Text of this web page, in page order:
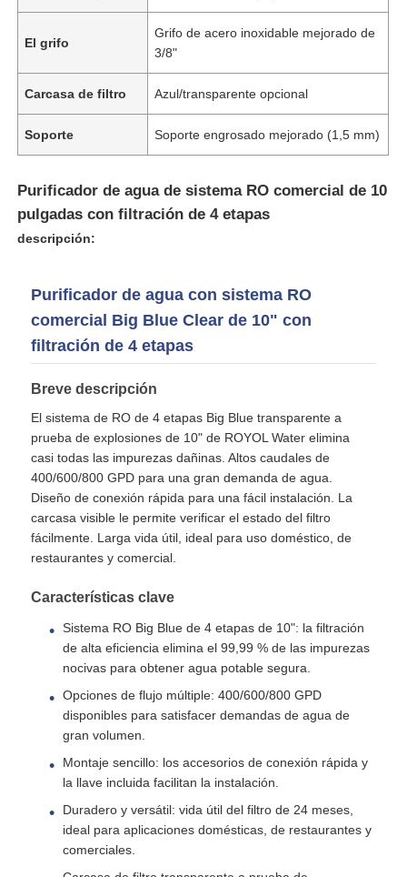
Inicio
Videos
Sobre nosotros
Control de Calidad
Contacto
Sistemas de RO
El grifo
Grifo de acero inoxidable mejorado de
3/8"
Carcasa de filtro Azul/transparente opcional
Soporte Soporte engrosado mejorado (1,5 mm)
Purificador de agua de sistema RO comercial de 10
pulgadas con filtración de 4 etapas
descripción:
Purificador de agua con sistema RO
comercial Big Blue Clear de 10" con
filtración de 4 etapas
Breve descripción
El sistema de RO de 4 etapas Big Blue transparente a
prueba de explosiones de 10" de ROYOL Water elimina
casi todas las impurezas dañinas. Altos caudales de
400/600/800 GPD para una gran demanda de agua.
Diseño de conexión rápida para una fácil instalación. La
carcasa visible le permite verificar el estado del filtro
fácilmente. Larga vida útil, ideal para uso doméstico, de
restaurantes y comercial.
Características clave
Sistema RO Big Blue de 4 etapas de 10": la filtración
de alta eficiencia elimina el 99,99 % de las impurezas
nocivas para obtener agua potable segura.
Opciones de flujo múltiple: 400/600/800 GPD
disponibles para satisfacer demandas de agua de
gran volumen.
Montaje sencillo: los accesorios de conexión rápida y
la llave incluida facilitan la instalación.
Duradero y versátil: vida útil del filtro de 24 meses,
ideal para aplicaciones domésticas, de restaurantes y
comerciales.